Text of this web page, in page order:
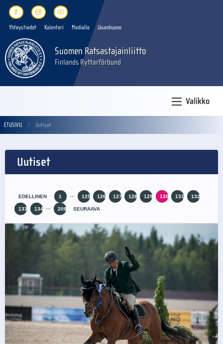
Yhteystiedot Kalenteri Medialle Jäsenhuone
Suomen Ratsastajainliitto
Finlands Ryttarförbund
Valikko
ETUSIVU Uutiset
Uutiset
EDELLINEN 1 125 126 127 128 129 130 131 132
133 134 208 SEURAAVA